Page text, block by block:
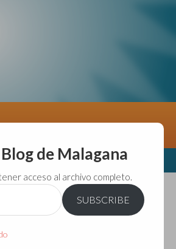
de Malagana
acceso al archivo completo.
SUBSCRIBE